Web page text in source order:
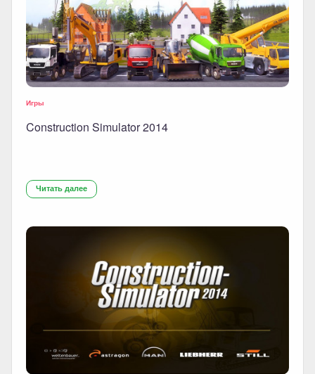
Игры
Construction Simulator 2014
Читать далее